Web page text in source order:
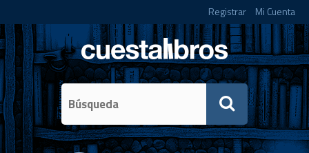
Registrar Mi Cuenta